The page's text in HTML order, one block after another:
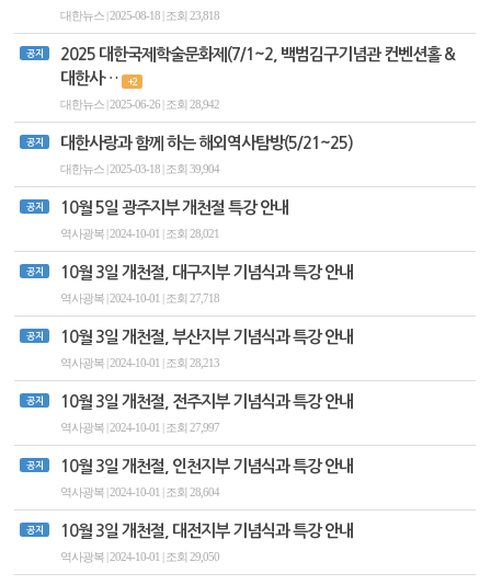
대한뉴스 | 2025-08-18 | 조회 23,818
공지
2025 대한국제학술문화제(7/1~2, 백범김구기념관 컨벤션홀 &
대한사…
+2
대한뉴스 | 2025-06-26 | 조회 28,942
공지 대한사랑과 함께 하는 해외역사탐방(5/21~25)
대한뉴스 | 2025-03-18 | 조회 39,904
공지 10월 5일 광주지부 개천절 특강 안내
역사광복 | 2024-10-01 | 조회 28,021
공지 10월 3일 개천절, 대구지부 기념식과 특강 안내
역사광복 | 2024-10-01 | 조회 27,718
공지 10월 3일 개천절, 부산지부 기념식과 특강 안내
역사광복 | 2024-10-01 | 조회 28,213
공지 10월 3일 개천절, 전주지부 기념식과 특강 안내
역사광복 | 2024-10-01 | 조회 27,997
공지 10월 3일 개천절, 인천지부 기념식과 특강 안내
역사광복 | 2024-10-01 | 조회 28,604
공지 10월 3일 개천절, 대전지부 기념식과 특강 안내
역사광복 | 2024-10-01 | 조회 29,050